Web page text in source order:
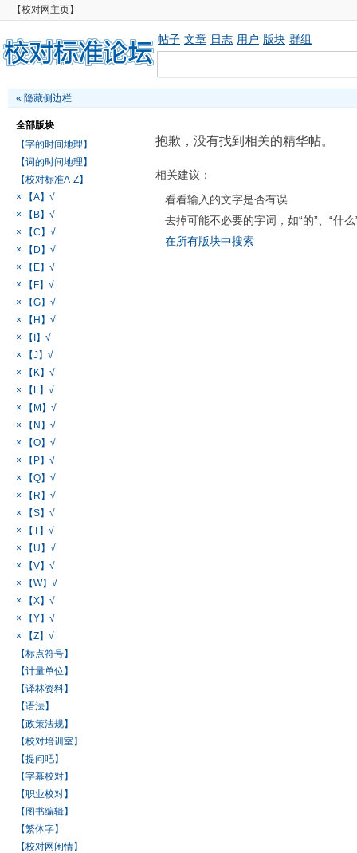
【校对网主页】
帖子 文章 日志 用户 版块 群组
« 隐藏侧边栏
全部版块
【字的时间地理】
【词的时间地理】
【校对标准A-Z】
× 【A】√
× 【B】√
× 【C】√
× 【D】√
× 【E】√
× 【F】√
× 【G】√
× 【H】√
× 【I】√
× 【J】√
× 【K】√
× 【L】√
× 【M】√
× 【N】√
× 【O】√
× 【P】√
× 【Q】√
× 【R】√
× 【S】√
× 【T】√
× 【U】√
× 【V】√
× 【W】√
× 【X】√
× 【Y】√
× 【Z】√
【标点符号】
【计量单位】
【译林资料】
【语法】
【政策法规】
【校对培训室】
【提问吧】
【字幕校对】
【职业校对】
【图书编辑】
【繁体字】
【校对网闲情】
抱歉，没有找到相关的精华帖。
相关建议：
看看输入的文字是否有误
去掉可能不必要的字词，如“的”、“什么
在所有版块中搜索